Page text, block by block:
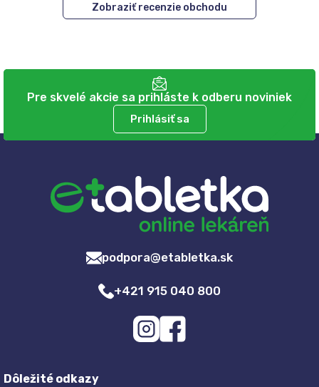
Zobraziť recenzie obchodu
Pre skvelé akcie sa prihláste k odberu noviniek
Prihlásiť sa
podpora@etabletka.sk
+421 915 040 800
Dôležité odkazy